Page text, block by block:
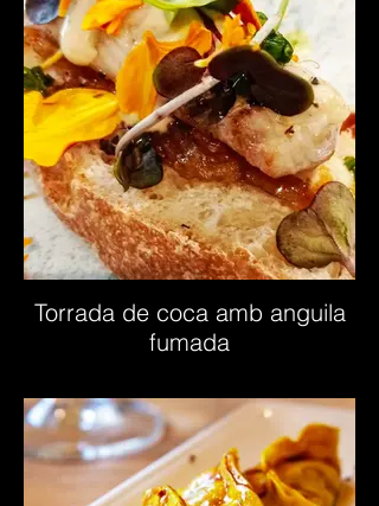
Torrada de coca amb anguila
fumada